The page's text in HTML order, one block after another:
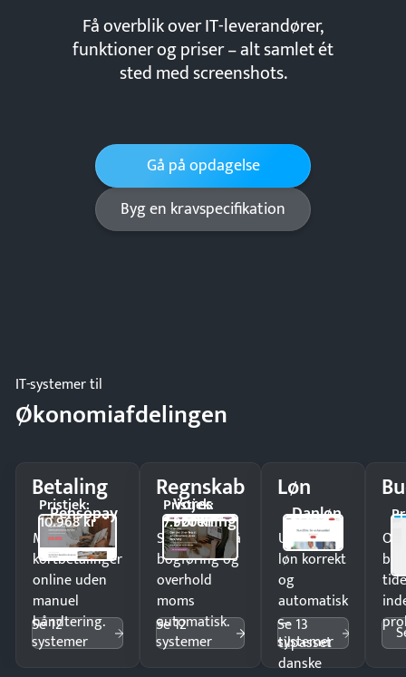
Få overblik over IT-leverandører,
funktioner og priser – alt samlet ét
sted med screenshots.
Gå på opdagelse
Byg en kravspecifikation
IT-systemer til
Økonomiafdelingen
Betaling
Pensopay
Pristjek:
10.968 kr
Modtag
kortbetalinger
online uden
manuel
håndtering.
Se 12
systemer
Regnskab
Vores
Forening
Pristjek:
7.920 kr
Spar timer på
bogføring og
overhold
moms
automatisk.
Se 12
systemer
Løn
Danløn
Udbetal
løn korrekt
og
automatisk
—
tilpasset
danske
Se 13
systemer